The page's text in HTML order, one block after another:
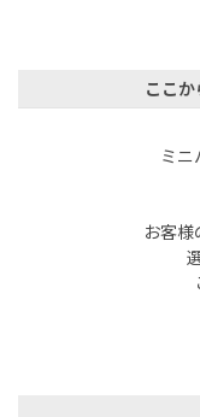
ここか
ミ
お客